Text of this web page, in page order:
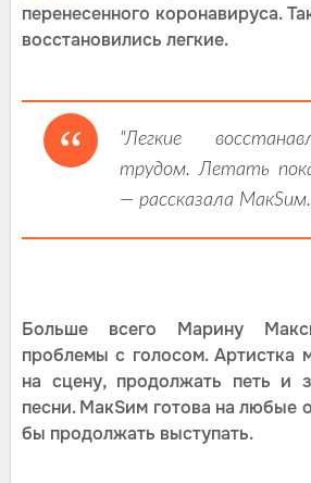
перенесенного коронавируса.
восстановились легкие.
"Легкие
трудом. Летать
— рассказала МакSим.
Больше всего Марину
проблемы с голосом. Артистка
на сцену, продолжать петь и
песни. МакSим готова на любые
бы продолжать выступать.